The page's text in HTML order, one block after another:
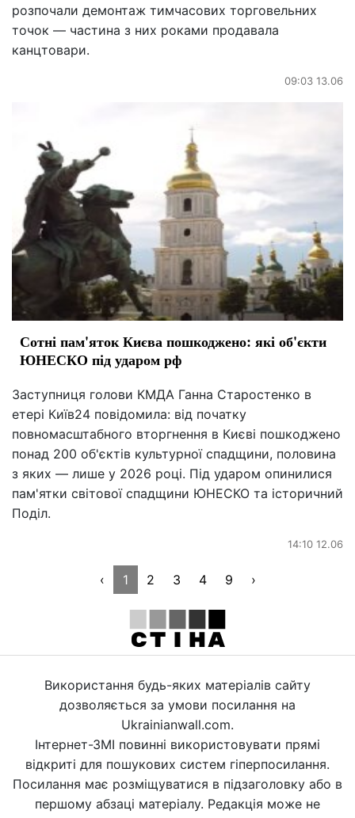
розпочали демонтаж тимчасових торговельних
точок — частина з них роками продавала
канцтовари.
09:03 13.06
Сотні пам'яток Києва пошкоджено: які об'єкти
ЮНЕСКО під ударом рф
Заступниця голови КМДА Ганна Старостенко в
етері Київ24 повідомила: від початку
повномасштабного вторгнення в Києві пошкоджено
понад 200 об'єктів культурної спадщини, половина
з яких — лише у 2026 році. Під ударом опинилися
пам'ятки світової спадщини ЮНЕСКО та історичний
Поділ.
14:10 12.06
‹ 1 2 3 4 9 ›
Використання будь-яких матеріалів сайту
дозволяється за умови посилання на
Ukrainianwall.com.
Інтернет-ЗМІ повинні використовувати прямі
відкриті для пошукових систем гіперпосилання.
Посилання має розміщуватися в підзаголовку або в
першому абзаці матеріалу. Редакція може не